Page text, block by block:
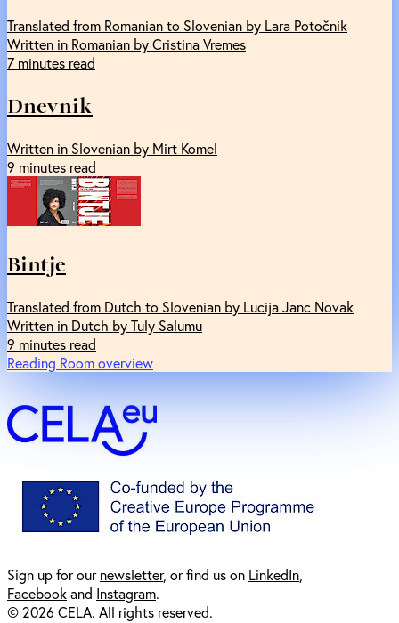
Translated from Romanian to Slovenian by Lara Potočnik
Written in Romanian by Cristina Vremes
7 minutes read
Dnevnik
Written in Slovenian by Mirt Komel
9 minutes read
Bintje
Translated from Dutch to Slovenian by Lucija Janc Novak
Written in Dutch by Tuly Salumu
9 minutes read
Reading Room overview
Sign up for ournewsletter, or find us on LinkedIn
Facebookand Instagram.
© 2026 CELA. All rights reserved.